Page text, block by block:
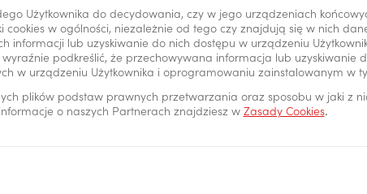
kredytowy online to kilka
– uzupełnij dane
firmy.
Symulacja pożyczki
Użytkownika do decydowania, czy w jego urządzeniach
cookies w ogólności, niezależnie od tego czy znajdują się w nich
informacji lub uzyskiwanie do nich dostępu w urządzeniu
podkreślić, że przechowywana informacja lub uzyskiwanie
w urządzeniu Użytkownika i oprogramowaniu zainstalowanym w
plików podstaw prawnych przetwarzania oraz sposobu w jaki z
o naszych Partnerach znajdziesz w Zasady Cookies.